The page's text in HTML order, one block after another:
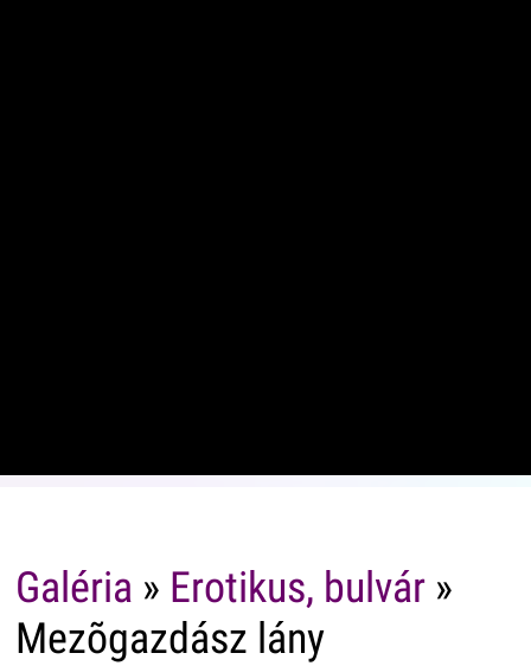
Galéria » Erotikus, bulvár»
Mezõgazdász lány